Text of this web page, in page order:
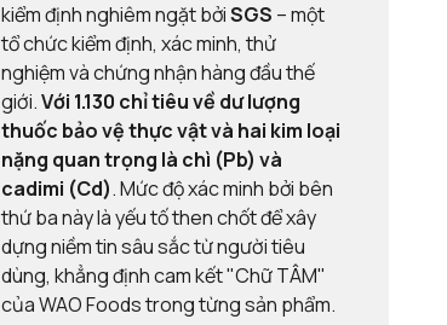
kiểm định nghiêm ngặt bởiSGS – một
tổ chức kiểm định, xác minh, thử
nghiệm và chứng nhận hàng đầu thế
giới.Với 1.130 chỉ tiêu về dư lượng
thuốc bảo vệ thực vật và hai kim loại
nặng quan trọng là chì (Pb) và
cadimi (Cd). Mức độ xác minh bởi bên
thứ ba này là yếu tố then chốt để xây
dựng niềm tin sâu sắc từ người tiêu
dùng, khẳng định cam kết "Chữ TÂM"
của WAO Foods trong từng sản phẩm.